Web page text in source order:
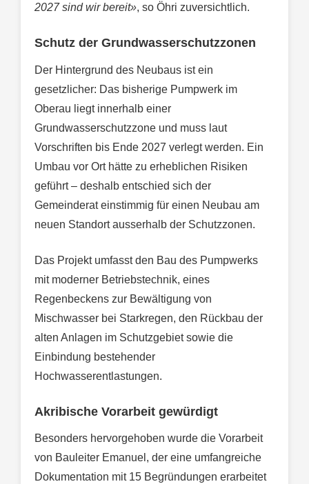
2027 sind wir bereit», so Öhri zuversichtlich.
Schutz der Grundwasserschutzzonen
Der Hintergrund des Neubaus ist ein
gesetzlicher: Das bisherige Pumpwerk im
Oberau liegt innerhalb einer
Grundwasserschutzzone und muss laut
Vorschriften bis Ende 2027 verlegt werden. Ein
Umbau vor Ort hätte zu erheblichen Risiken
geführt – deshalb entschied sich der
Gemeinderat einstimmig für einen Neubau am
neuen Standort ausserhalb der Schutzzonen.
Das Projekt umfasst den Bau des Pumpwerks
mit moderner Betriebstechnik, eines
Regenbeckens zur Bewältigung von
Mischwasser bei Starkregen, den Rückbau der
alten Anlagen im Schutzgebiet sowie die
Einbindung bestehender
Hochwasserentlastungen.
Akribische Vorarbeit gewürdigt
Besonders hervorgehoben wurde die Vorarbeit
von Bauleiter Emanuel, der eine umfangreiche
Dokumentation mit 15 Begründungen erarbeitet